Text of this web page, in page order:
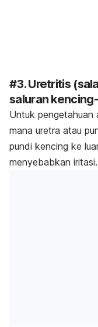
#3. Uretritis
saluran
Untuk pengetahuan
mana uretra atau
pundi kencing ke
menyebabkan iritasi.